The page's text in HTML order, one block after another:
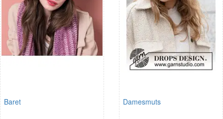
Baret Damesmuts